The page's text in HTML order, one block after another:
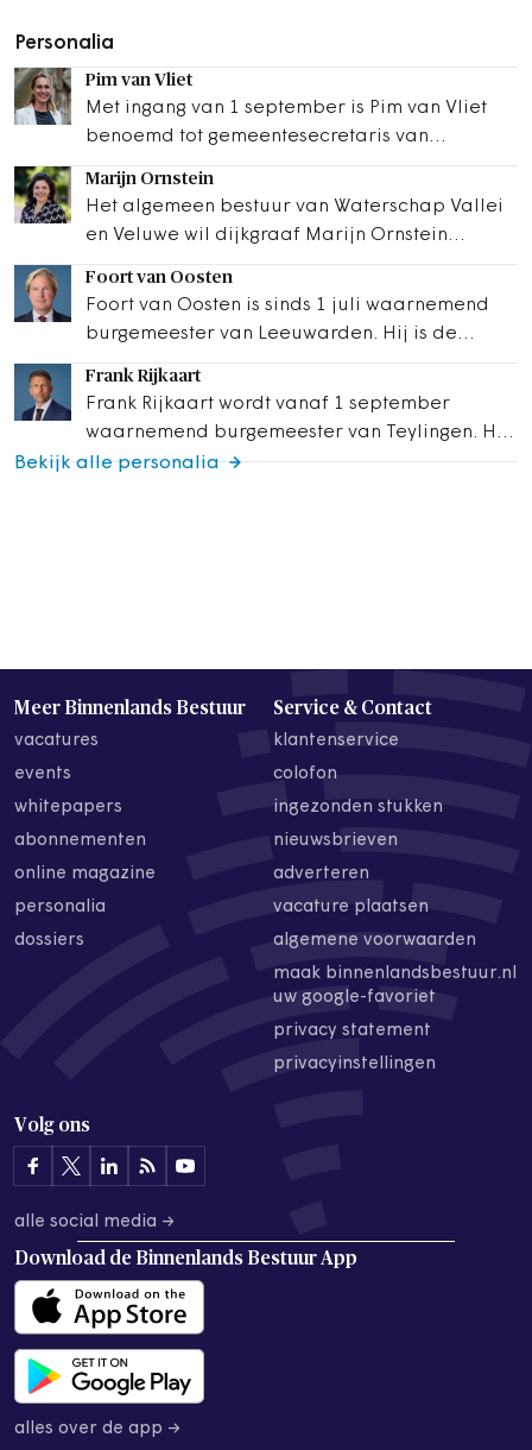
Personalia
Pim van Vliet
Met ingang van 1 september is Pim van Vliet
benoemd tot gemeentesecretaris van
ruim negen…
Marijn Ornstein
Het algemeen bestuur van Waterschap Vallei
en Veluwe wil dijkgraaf Marijn Ornstein
Foort van Oosten
Foort van Oosten is sinds 1 juli waarnemend
burgemeester van Leeuwarden. Hij is de
Frank Rijkaart
Frank Rijkaart wordt vanaf 1 september
waarnemend burgemeester van Teylingen. Hij
volgt burgemeester Carla Breuer op. Rijkaart
Bekijk alle personalia
Meer Binnenlands Bestuur
vacatures
events
whitepapers
abonnementen
online magazine
personalia
dossiers
Service & Contact
klantenservice
colofon
ingezonden stukken
nieuwsbrieven
adverteren
vacature plaatsen
algemene voorwaarden
maak binnenlandsbestuur.nl
uw google-favoriet
privacy statement
privacyinstellingen
Volg ons
alle social media →
Download de Binnenlands Bestuur App
alles over de app →